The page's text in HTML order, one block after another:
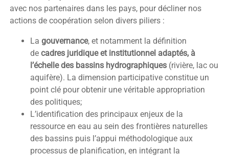
avec nos partenaires dans les pays, pour décliner nos
actions de coopération selon divers piliers :
La gouvernance, et notamment la définition
de cadres juridique et institutionnel adaptés, à
l’échelle des bassins hydrographiques (rivière, lac ou
aquifère). La dimension participative constitue un
point clé pour obtenir une véritable appropriation
des politiques;
L’identification des principaux enjeux de la
ressource en eau au sein des frontières naturelles
des bassins puis l’appui méthodologique aux
processus de planification, en intégrant la